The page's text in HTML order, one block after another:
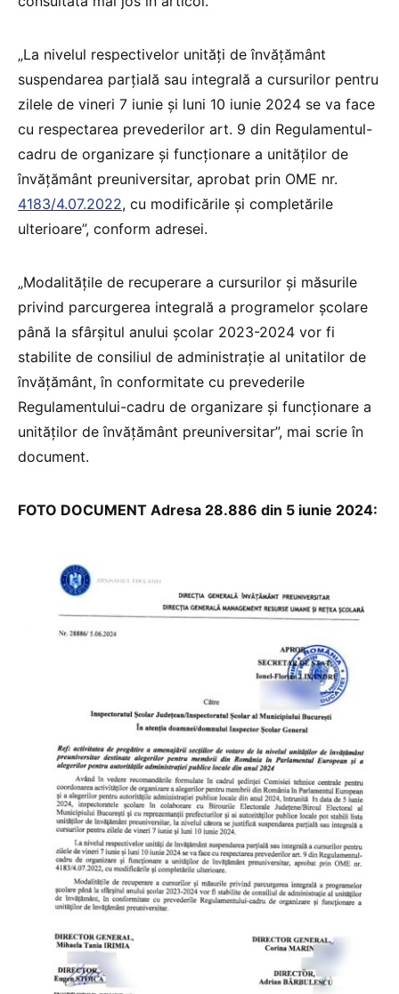
„La nivelul respectivelor unități de învățământ
suspendarea parțială sau integrală a cursurilor pentru
zilele de vineri 7 iunie și luni 10 iunie 2024 se va face
cu respectarea prevederilor art. 9 din Regulamentul-
cadru de organizare și funcționare a unităților de
învățământ preuniversitar, aprobat prin OME nr.
4183/4.07.2022, cu modificările și completările
ulterioare”, conform adresei.
„Modalitățile de recuperare a cursurilor și măsurile
privind parcurgerea integrală a programelor școlare
până la sfârșitul anului şcolar 2023-2024 vor fi
stabilite de consiliul de administrație al unitatilor de
învățământ, în conformitate cu prevederile
Regulamentului-cadru de organizare și funcţionare a
unităţilor de învăţământ preuniversitar”, mai scrie în
document.
FOTO DOCUMENT Adresa 28.886 din 5 iunie 2024: